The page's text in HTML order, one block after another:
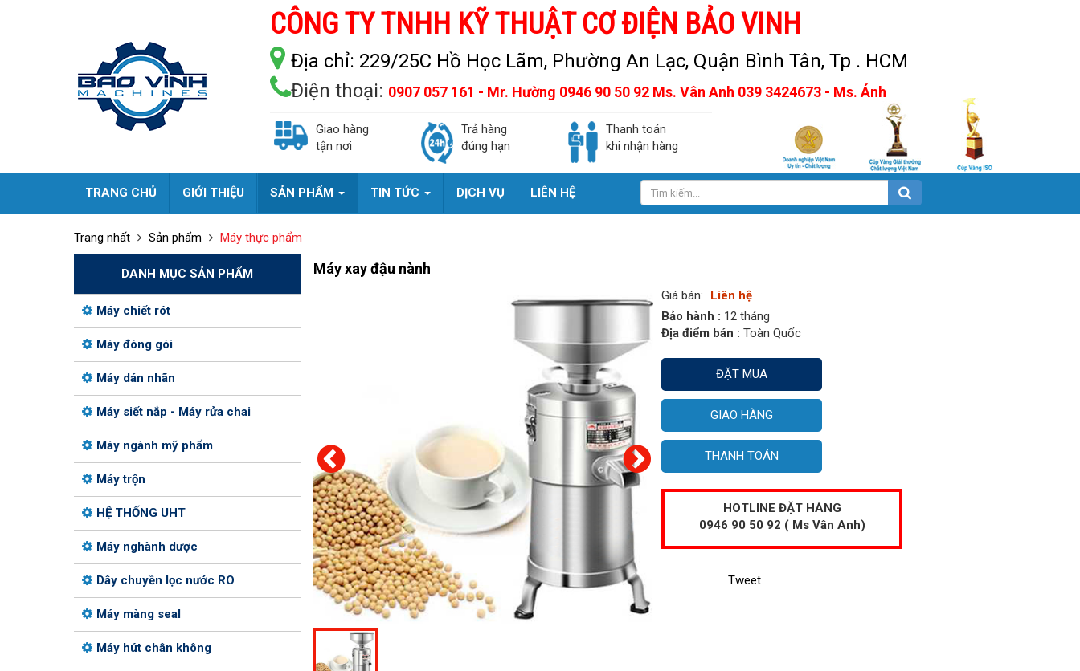
CÔNG TY TNHH KỸ THUẬT CƠ ĐIỆN BẢO VINH
Địa chỉ: 229/25C Hồ Học Lãm, Phường An Lạc, Quận Bình Tân, Tp . HCM
Điện thoại: 0907 057 161 - Mr. Hường 0946 90 50 92 Ms. Vân Anh 039 3424673 - Ms. Ánh
Giao hàng
tận nơi
Trả hàng
đúng hạn
Thanh toán
khi nhận hàng
TRANG CHỦ GIỚI THIỆU SẢN PHẨM TIN TỨC DỊCH VỤ LIÊN HỆ
Trang nhất Sản phẩm Máy thực phẩm
Máy xay đậu nành
Giá bán:
Liên hệ
Bảo hành : 12 tháng
Địa điểm bán : Toàn Quốc
ĐẶT MUA
GIAO HÀNG
THANH TOÁN
HOTLINE ĐẶT HÀNG
0946 90 50 92 ( Ms Vân Anh)
Tweet
DANH MỤC SẢN PHẨM
Máy chiết rót
Máy đóng gói
Máy dán nhãn
Máy siết nắp - Máy rửa chai
Máy ngành mỹ phẩm
Máy trộn
HỆ THỐNG UHT
Máy nghành dược
Dây chuyền lọc nước RO
Máy màng seal
Máy hút chân không